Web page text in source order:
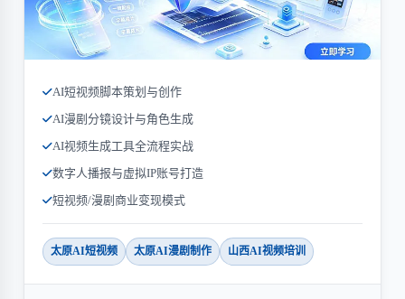
AI短视频脚本策划与创作
AI漫剧分镜设计与角色生成
AI视频生成工具全流程实战
数字人播报与虚拟IP账号打造
短视频/漫剧商业变现模式
太原AI短视频 太原AI漫剧制作 山西AI视频培训